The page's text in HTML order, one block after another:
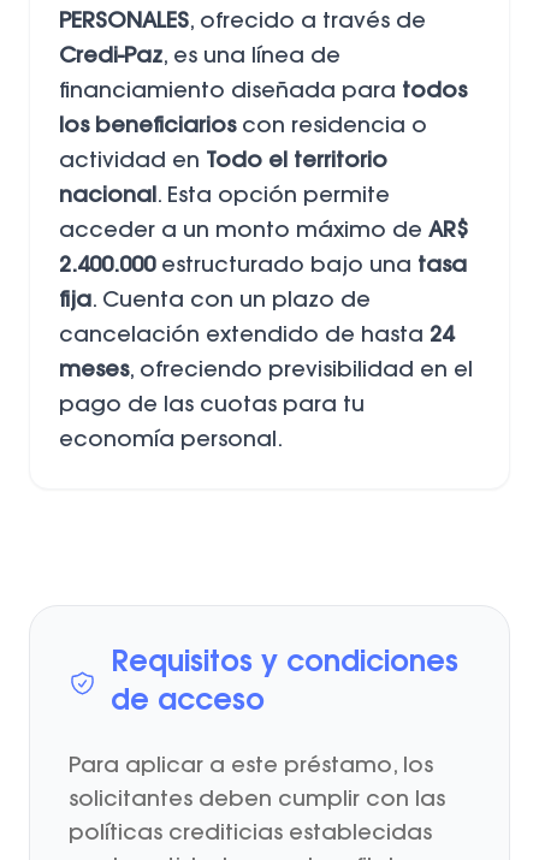
PERSONALES, ofrecido a través de
Credi-Paz, es una línea de
financiamiento diseñada para todos
los beneficiarioscon residencia o
actividad en
Todo el territorio
nacional . Esta opción permite
acceder a un monto máximo de AR$
2.400.000estructurado bajo una tasa
fija. Cuenta con un plazo de
cancelación extendido de hasta 24
meses, ofreciendo previsibilidad en el
pago de las cuotas para tu
economía personal.
Requisitos y condiciones
de acceso
Para aplicar a este préstamo, los
solicitantes deben cumplir con las
políticas crediticias establecidas